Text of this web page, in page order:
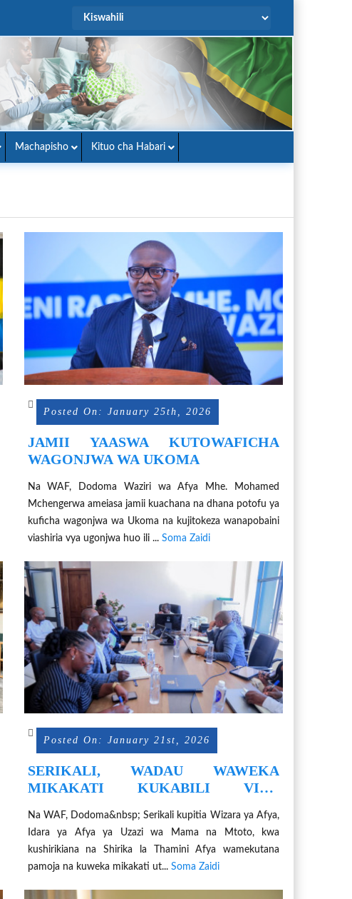
Machapisho Kituo cha Habari
Posted On: January 25th, 2026
JAMII YAASWA KUTOWAFICHA
WAGONJWA WA UKOMA
Na WAF, Dodoma Waziri wa Afya Mhe. Mohamed
Mchengerwa ameiasa jamii kuachana na dhana potofu ya
kuficha wagonjwa wa Ukoma na kujitokeza wanapobaini
viashiria vya ugonjwa huo ili ... Soma Zaidi
Posted On: January 21st, 2026
SERIKALI, WADAU WAWEKA
MIKAKATI KUKABILI VIFO
Na WAF, Dodoma&nbsp; Serikali kupitia Wizara ya Afya,
Idara ya Afya ya Uzazi wa Mama na Mtoto, kwa
kushirikiana na Shirika la Thamini Afya wamekutana
pamoja na kuweka mikakati ut... Soma Zaidi